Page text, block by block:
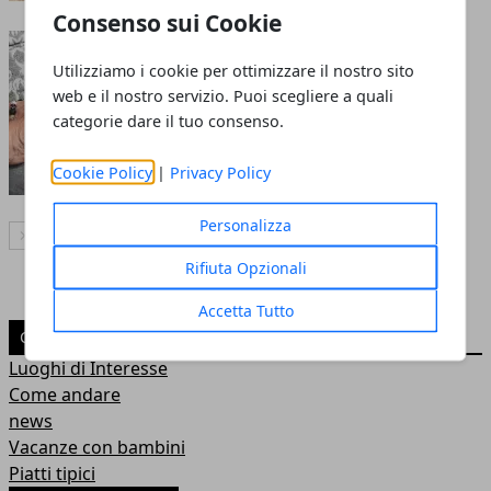
Consenso sui Cookie
Utilizziamo i cookie per ottimizzare il nostro sito
web e il nostro servizio. Puoi scegliere a quali
categorie dare il tuo consenso.
Cookie Policy | Privacy Policy
Personalizza
Rifiuta Opzionali
Accetta Tutto
anziano: consigli per una
vacanza senza intoppi
Articolo Successivo
CATEGORIE
Luoghi di Interesse
Come andare
news
Vacanze con bambini
Piatti tipici